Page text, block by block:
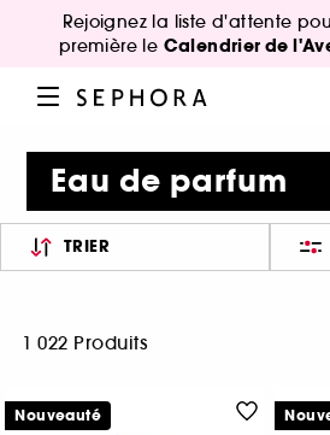
Rejoignez la liste d'attente
première le Calendrier de
Eau de parfum
TRIER
1 022 Produits
Nouveauté